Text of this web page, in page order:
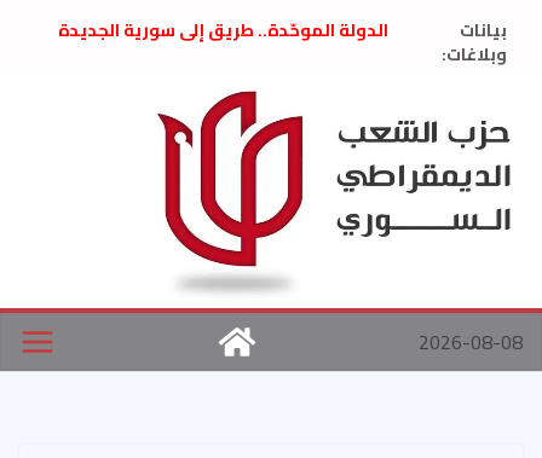
بيانات
وبلاغات:
الدولة الموحّدة.. طريق إلى سورية الجديدة
العام السابق لحزب الاتحاد الاشتراكي العربي
الديمقراطي
بلاغ صادر عن اجتماع اللجنة المركزية نيسان
2026
الحرب الأمريكية الإسرائيلية على نظام الملالي
في إيران .. بيان من حزب الشعب الديمقراطي
السوري
2026-08-08